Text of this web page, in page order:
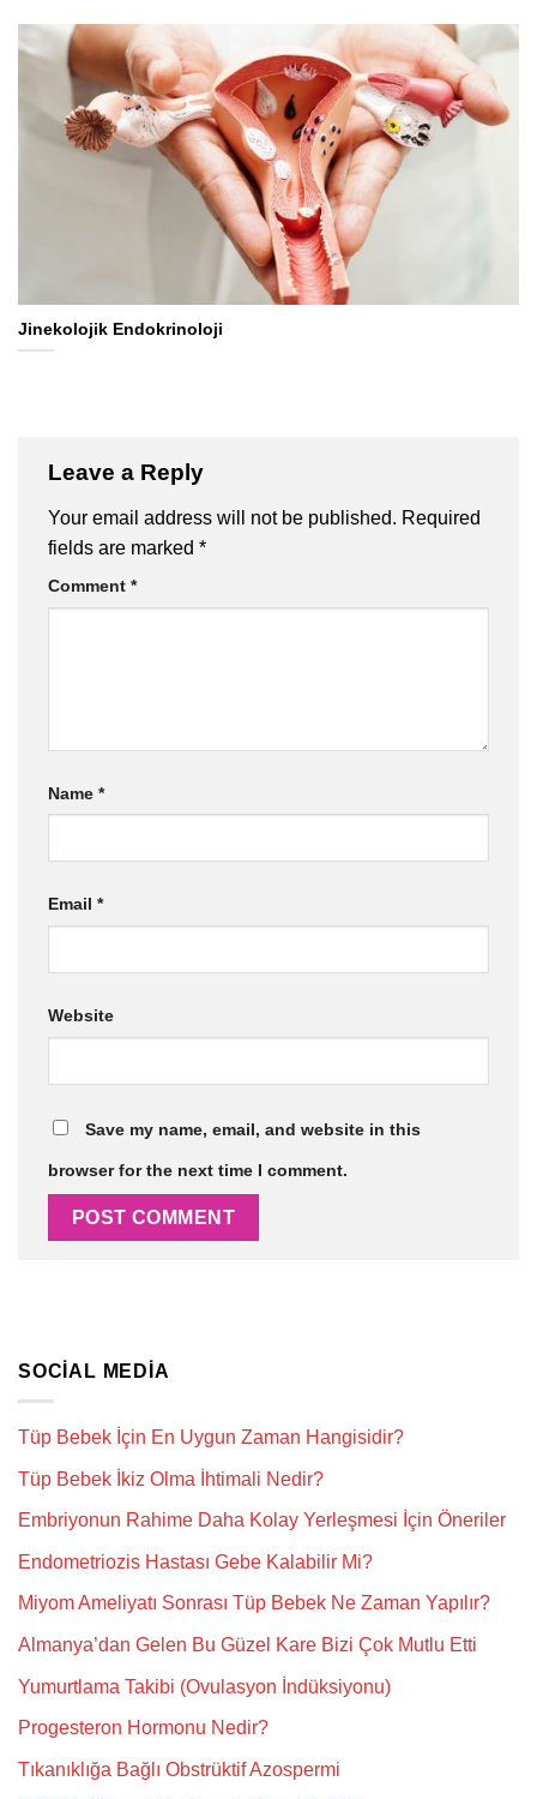
Jinekolojik Endokrinoloji
Leave a Reply
Your email address will not be published. Required
fields are marked *
Comment *
Name *
Email *
Website
Save my name, email, and website in this
browser for the next time I comment.
SOCIAL MEDIA
Tüp Bebek İçin En Uygun Zaman Hangisidir?
Tüp Bebek İkiz Olma İhtimali Nedir?
Embriyonun Rahime Daha Kolay Yerleşmesi İçin Öneriler
Endometriozis Hastası Gebe Kalabilir Mi?
Miyom Ameliyatı Sonrası Tüp Bebek Ne Zaman Yapılır?
Almanya’dan Gelen Bu Güzel Kare Bizi Çok Mutlu Etti
Yumurtlama Takibi (Ovulasyon İndüksiyonu)
Progesteron Hormonu Nedir?
Tıkanıklığa Bağlı Obstrüktif Azospermi